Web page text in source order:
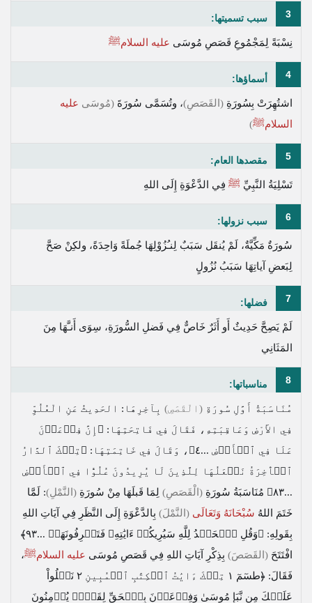
3 سبب تسميتها:
نِسْبَةً لِمَجْمُوعِ قَصَصِ مُوسَى عليه السلامﷺ
4 أسماؤها:
اشتُهِرَتْ بِسُورَةِ (القَصَصِ)، وتُسَمَّى سُورَةَ (مُوسَى عليه
السلامﷺ)
5 مقصدها العام:
تَسْلِيَةُ النَّبِيِّ ﷺ فِي الدَّعْوَةِ إِلَى اللهِ
6 سبب نزولها:
سُورَةٌ مَكِّيَّةٌ، لَمْ يُنقَل سَبَبٌ لِنـُزُوْلِهَا جُملَةً وَاحِدَةً، ولكِنْ صَحَّ
لِبَعضِ آياتِهَا سَبَبُ نُزُولٍ
7 فضلها:
لَمْ يَصِحَّ حَدِيثٌ أَو أَثَرٌ خَاصٌّ فِي فَضلِ السُّورَةِ، سِوَى أَنـَّهَا مِنَ
المَثَانِي
8 مناسباتها:
مُنَاسَبَةُ أَوَّلِ سُورَةِ (الْقَصَصِ) بِآخِرِهَا: الحَدِيثُ عَنِ الْعُلُوِّ
فِي الأَرْضِ وَعَاقِبَتِهِ، فَقَالَ فِي فَاتِحَتِهَا: ﴿إِنَّ فِرۡعَوۡنَ
عَلَا فِي ٱلۡأَرۡضِ ...٤﴾
، وَقَالَ فِي خَاتِمَتِهَا: ﴿تِلۡكَ ٱلدَّارُ
ٱلۡأٓخِرَةُ نَجۡعَلُهَا لِلَّذِينَ لَا يُرِيدُونَ عُلُوّٗا فِي ٱلۡأَرۡضِ
...٨٣﴾
مُنَاسَبَةُ سُورَةِ (الْقَصَصِ) لِمَا قَبلَهَا مِنْ سُورَةِ (النَّمْلِ): لَمَّا
خَتَمَ اللهُ سُبْحَانَهُ وَتَعَالَى (النَّمْلَ) بِالدَّعْوَةِ إِلَى النَّظَرِ فِي آيَاتِ اللهِ
بِقَولِهِ: ﴿وَقُلِ ٱلۡحَمۡدُ لِلَّهِ سَيُرِيكُمۡ ءَايَٰتِهِۦ فَتَعۡرِفُونَهَاۚ ...٩٣﴾
افْتَتَحَ (القَصَصَ) بِذِكْرِ آيَاتِ اللهِ فِي قَصَصِ مُوسَى عليه السلامﷺ،
فَقَالَ:
﴿طسٓمٓ ١ تِلۡكَ ءَايَٰتُ ٱلۡكِتَٰبِ ٱلۡمُبِينِ ٢ نَتۡلُواْ
عَلَيۡكَ مِن نَّبَإِ مُوسَىٰ وَفِرۡعَوۡنَ بِٱلۡحَقِّ لِقَوۡمٖ يُؤۡمِنُونَ